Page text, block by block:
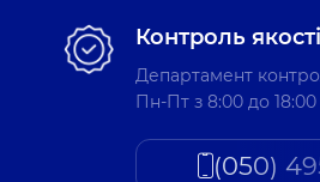
Контроль
Департамент
Пн-Пт з 8:00 до 18:00
(050)